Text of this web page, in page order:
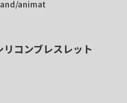
animat
コンブレスレット